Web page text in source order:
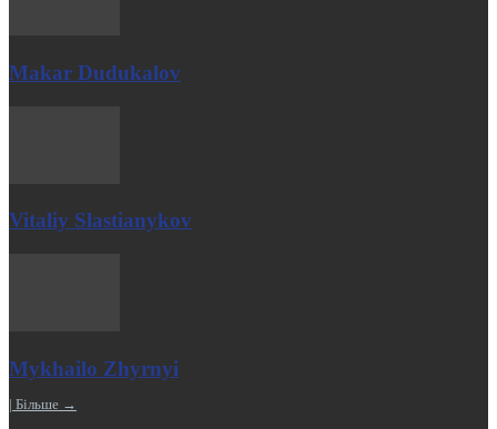
Makar Dudukalov
Vitaliy Slastianykov
Mykhailo Zhyrnyi
| Більше →